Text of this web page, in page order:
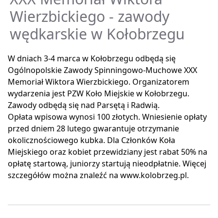
Wierzbickiego - zawody
wędkarskie w Kołobrzegu
W dniach 3-4 marca w Kołobrzegu odbędą się
Ogólnopolskie Zawody Spinningowo-Muchowe XXX
Memoriał Wiktora Wierzbickiego. Organizatorem
wydarzenia jest PZW Koło Miejskie w Kołobrzegu.
Zawody odbędą się nad Parsętą i Radwią.
Opłata wpisowa wynosi 100 złotych. Wniesienie opłaty
przed dniem 28 lutego gwarantuje otrzymanie
okolicznościowego kubka. Dla Członków Koła
Miejskiego oraz kobiet przewidziany jest rabat 50% na
opłatę startową, juniorzy startują nieodpłatnie. Więcej
szczegółów można znaleźć na www.kolobrzeg.pl.